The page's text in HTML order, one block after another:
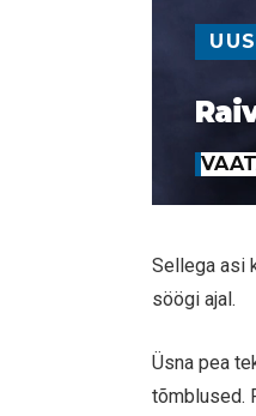
UUS
Sellega asi
söögi ajal.
Üsna pea
tõmblused.